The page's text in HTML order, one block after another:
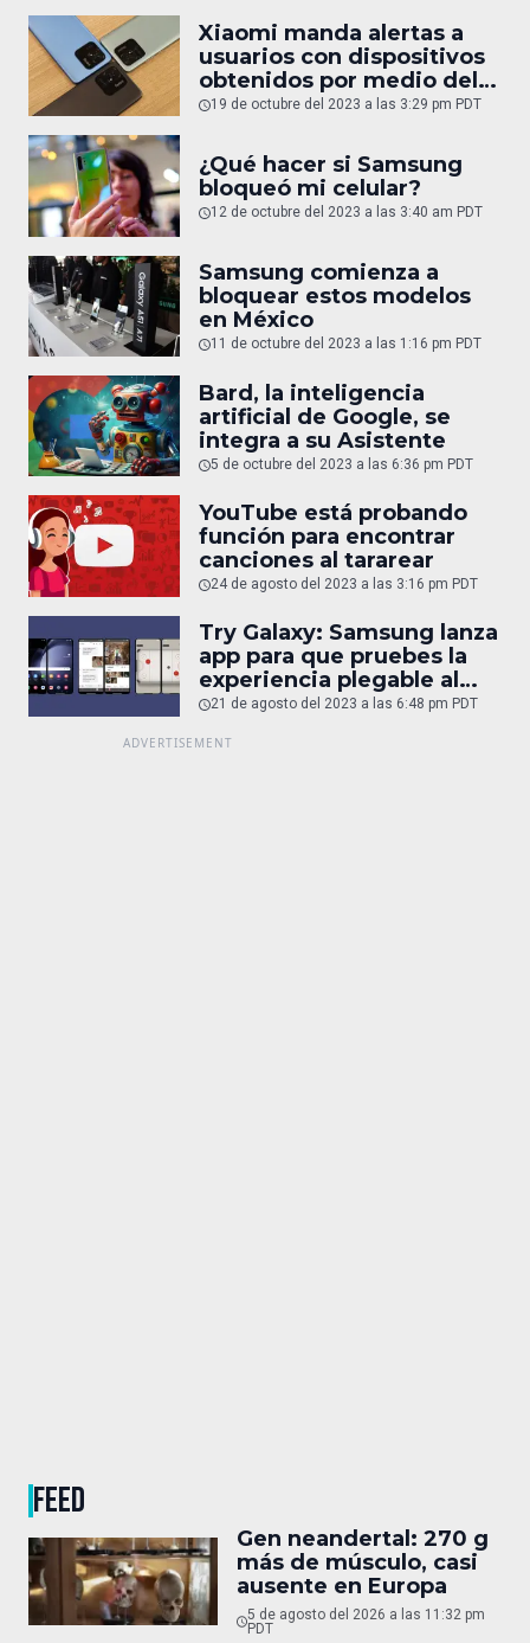
Xiaomi manda alertas a
usuarios con dispositivos
obtenidos por medio del
mercado gris
19 de octubre del 2023 a las 3:29 pm PDT
¿Qué hacer si Samsung
bloqueó mi celular?
12 de octubre del 2023 a las 3:40 am PDT
Samsung comienza a
bloquear estos modelos
en México
11 de octubre del 2023 a las 1:16 pm PDT
Bard, la inteligencia
artificial de Google, se
integra a su Asistente
5 de octubre del 2023 a las 6:36 pm PDT
YouTube está probando
función para encontrar
canciones al tararear
24 de agosto del 2023 a las 3:16 pm PDT
Try Galaxy: Samsung lanza
app para que pruebes la
experiencia plegable al
juntar 2 iPhone
21 de agosto del 2023 a las 6:48 pm PDT
FEED
Gen neandertal: 270 g
más de músculo, casi
ausente en Europa
5 de agosto del 2026 a las 11:32 pm
PDT